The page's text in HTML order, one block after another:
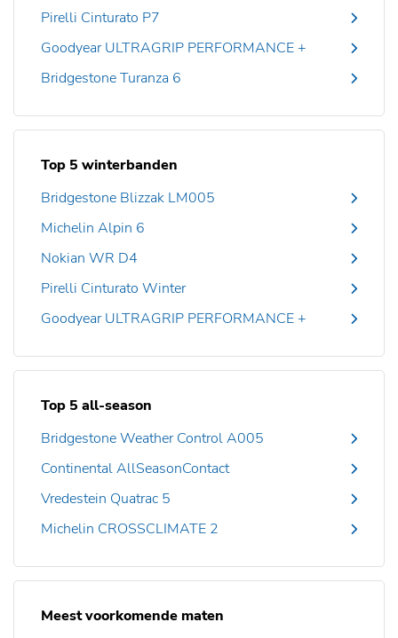
Pirelli Cinturato P7
Goodyear ULTRAGRIP PERFORMANCE +
Bridgestone Turanza 6
Top 5 winterbanden
Bridgestone Blizzak LM005
Michelin Alpin 6
Nokian WR D4
Pirelli Cinturato Winter
Goodyear ULTRAGRIP PERFORMANCE +
Top 5 all-season
Bridgestone Weather Control A005
Continental AllSeasonContact
Vredestein Quatrac 5
Michelin CROSSCLIMATE 2
Meest voorkomende maten